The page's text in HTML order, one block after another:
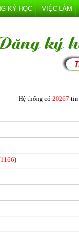
KÝ HỌC VIỆC LÀM
Hệ thống có 20267 tin
1166)